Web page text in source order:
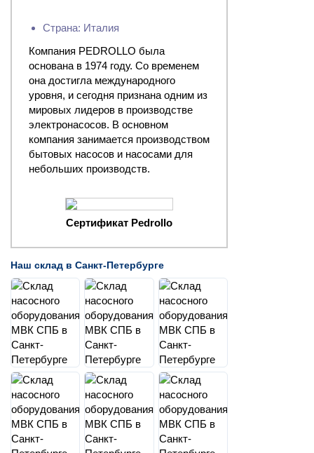
Страна: Италия
Компания PEDROLLO была
основана в 1974 году. Со временем
она достигла международного
уровня, и сегодня признана одним из
мировых лидеров в производстве
электронасосов. В основном
компания занимается производством
бытовых насосов и насосами для
небольших производств.
Сертификат Pedrollo
Наш склад в Санкт-Петербурге